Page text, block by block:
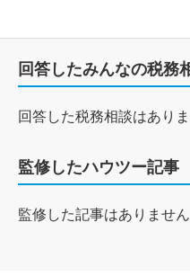
回答したみんなの税務
回答した税務相談はありま
監修したハウツー記事
監修した記事はありません